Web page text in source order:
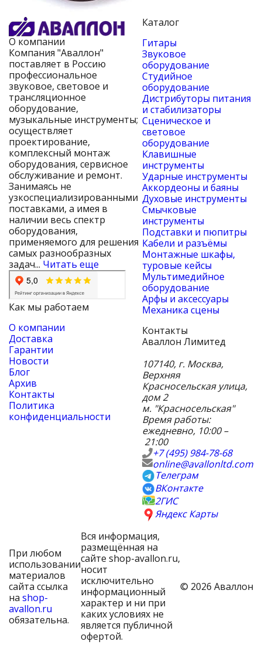
О компании
Компания "Аваллон"
поставляет в Россию
профессиональное
звуковое, световое и
трансляционное
оборудование,
музыкальные инструменты;
осуществляет
проектирование,
комплексный монтаж
оборудования, сервисное
обслуживание и ремонт.
Занимаясь не
узкоспециализированными
поставками, а имея в
наличии весь спектр
оборудования,
применяемого для решения
самых разнообразных
задач... Читать еще
Как мы работаем
О компании
Доставка
Гарантии
Новости
Блог
Архив
Контакты
Политика
конфиденциальности
Каталог
Гитары
Звуковое
оборудование
Студийное
оборудование
Дистрибуторы питания
и стабилизаторы
Сценическое и
световое
оборудование
Клавишные
инструменты
Ударные инструменты
Аккордеоны и баяны
Духовые инструменты
Смычковые
инструменты
Подставки и пюпитры
Кабели и разъёмы
Монтажные шкафы,
туровые кейсы
Мультимедийное
оборудование
Арфы и аксессуары
Механика сцены
Контакты
Аваллон Лимитед
107140, г. Москва,
Верхняя
Красносельская улица,
дом 2
м. "Красносельская"
Время работы:
ежедневно, 10:00 –
21:00
+7 (495) 984-78-68
online@avallonltd.com
Телеграм
ВКонтакте
2ГИС
Яндекс Карты
При любом
использовании
материалов
сайта ссылка
на shop-
avallon.ru
обязательна.
Вся информация,
размещённая на
сайте shop-avallon.ru,
носит
исключительно
информационный
характер и ни при
каких условиях не
является публичной
офертой.
© 2026 Аваллон